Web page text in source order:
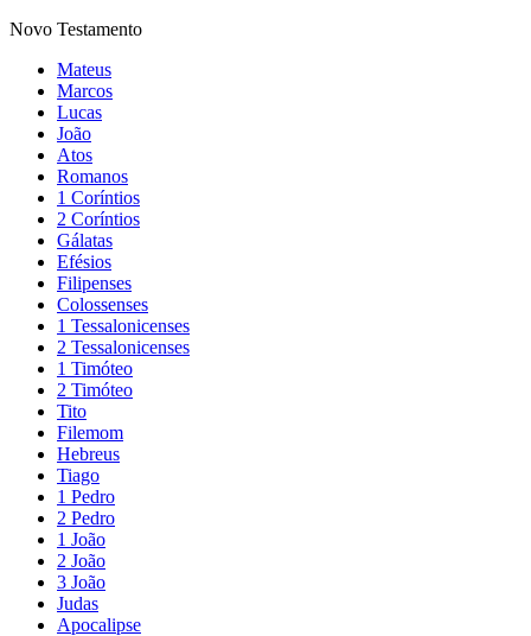
Novo Testamento
Mateus
Marcos
Lucas
João
Atos
Romanos
1 Coríntios
2 Coríntios
Gálatas
Efésios
Filipenses
Colossenses
1 Tessalonicenses
2 Tessalonicenses
1 Timóteo
2 Timóteo
Tito
Filemom
Hebreus
Tiago
1 Pedro
2 Pedro
1 João
2 João
3 João
Judas
Apocalipse